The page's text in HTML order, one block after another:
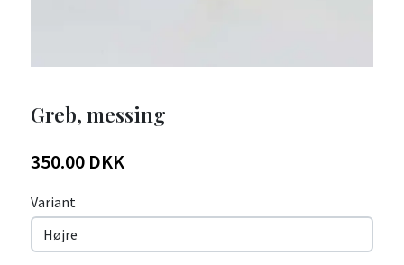
Greb, messing
350.00 DKK
Variant